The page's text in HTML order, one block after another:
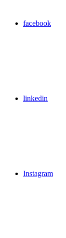
facebook
linkedin
Instagram